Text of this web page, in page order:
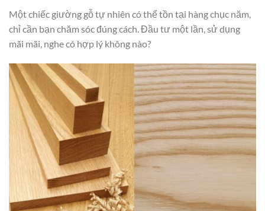
Một chiếc giường gỗ tự nhiên có thể tồn tại hàng chục năm,
chỉ cần bạn chăm sóc đúng cách. Đầu tư một lần, sử dụng
mãi mãi, nghe có hợp lý không nào?